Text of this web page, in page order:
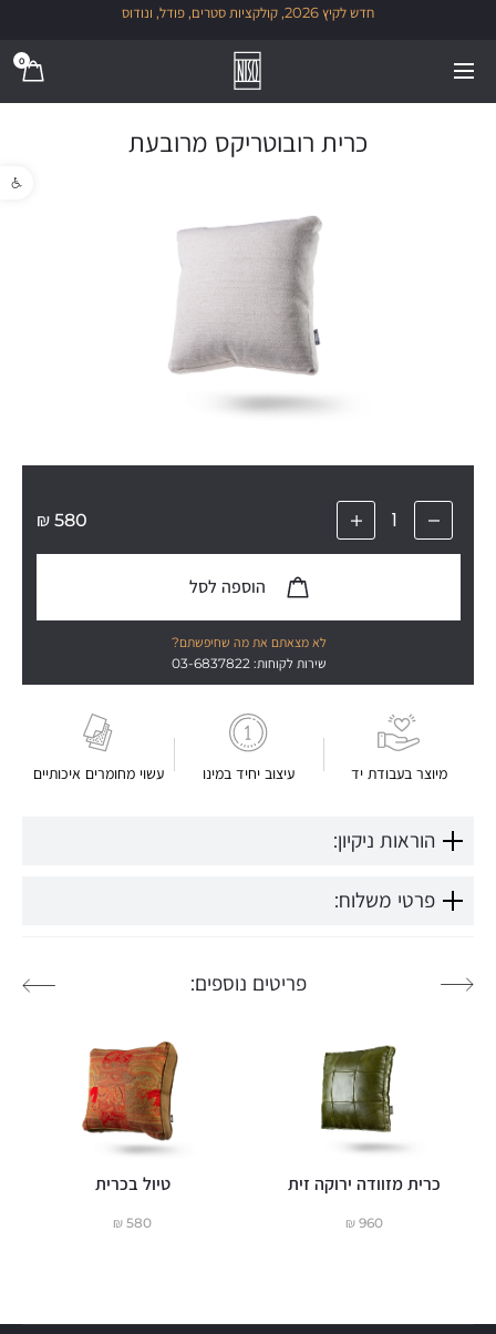
פתח
חדש לקיץ 2026, קולקציות סטרים, פודל, ונודוס
0
כרית רובוטריקס מרובעת
מיוצר בעבודת יד עיצוב יחיד במינו עשוי מחומרים איכותיים
580
₪
לא מצאתם את מה שחיפשתם?
שירות לקוחות: 03-6837822
הוראות ניקיון:
פרטי משלוח:
פריטים נוספים:
כרית מזוודה ירוקה זית
960
₪
טיול בכרית
580
₪